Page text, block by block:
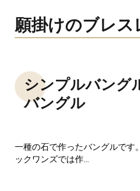
願掛けのブレス
シンプルバング
バングル
一種の石で作ったバングルです
ックワンズでは作...